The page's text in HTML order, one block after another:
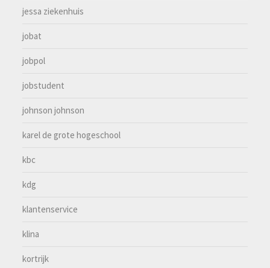
jessa ziekenhuis
jobat
jobpol
jobstudent
johnson johnson
karel de grote hogeschool
kbc
kdg
klantenservice
klina
kortrijk